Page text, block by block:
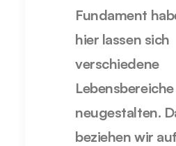
Fundament
hier lassen sich
verschiedene
Lebensbereiche
neugestalten.
beziehen wir